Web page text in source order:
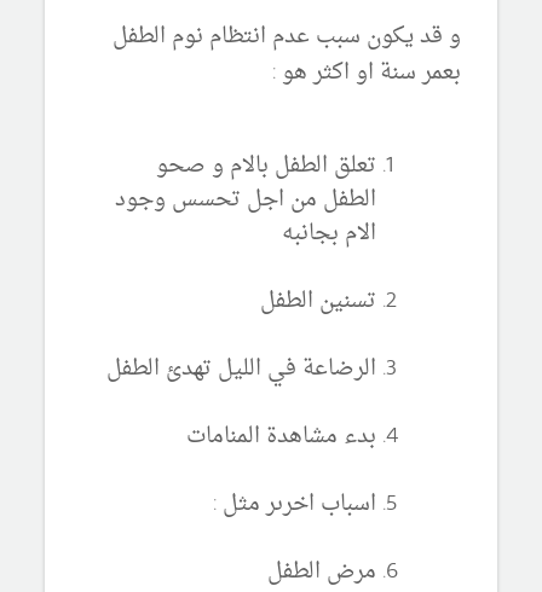
و قد يكون سبب عدم انتظام نوم الطفل
بعمر سنة او اكثر هو :
تعلق الطفل بالام و صحو
الطفل من اجل تحسس وجود
الام بجانبه
تسنين الطفل
الرضاعة في الليل تهدئ الطفل
بدء مشاهدة المنامات
اسباب اخرىر مثل :
مرض الطفل